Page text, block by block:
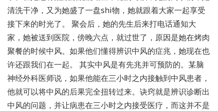
清洗干净，又为她盛了一盘shi物，她就跟着大家一起享受
接下来的时光了。 聚会后，她的先生后来打电话通知大
家，她被送到医院，傍晚六点，就过世了，原因是她在烤肉
聚餐的时候中风。如果他们懂得辨识中风的症兆，她现在也
许还跟我们在一起。 其实中风是有先兆并可预防的。某脑
神经外科医师说，如果他能在三小时之内接触到中风患者，
他就可以将中风的后果完全扭转过来。诀窍就是辨识诊断出
中风的问题，并让病患在三小时之内接受医疗，而这并不是